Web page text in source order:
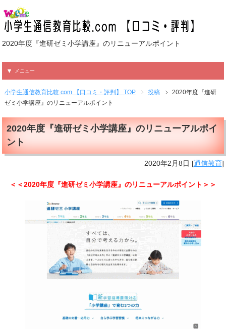
2020年度『進研ゼミ小学講座』のリニューアルポイント
メニュー
小学生通信教育比較.com 【口コミ・評判】 TOP 投稿
2020年度『進研
ゼミ小学講座』のリニューアルポイント
2020年度『進研ゼミ小学講座』のリニューアルポイ
ント
2020年2月8日 [通信教育]
＜＜2020年度『進研ゼミ小学講座』のリニューアルポイント＞＞